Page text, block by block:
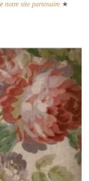
notre site partenaire ★